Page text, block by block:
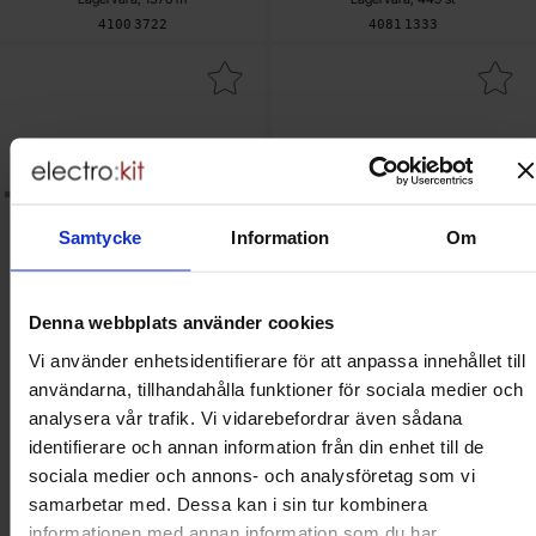
Samtycke Information Om
Denna webbplats använder cookies
Vi använder enhetsidentifierare för att anpassa innehållet till
användarna, tillhandahålla funktioner för sociala medier och
analysera vår trafik. Vi vidarebefordrar även sådana
identifierare och annan information från din enhet till de
sociala medier och annons- och analysföretag som vi
samarbetar med. Dessa kan i sin tur kombinera
informationen med annan information som du har
Art. nr
4100 3722 Art. nr
4081 1333
Motstånd metallfilm 0.6W 1%
1Mohm (1M)
0.15 SEK
motstånd metallfilm 0.6W 1% 1Mohm (1M) som favorit
Mängdrabatt
Antal Pris /st
1-till
24 st
1 SEK
25
100 -till499 st 0.35 SEK
Motstånd metallfilm 0.6W 1%
100ohm (100R)
Från
0.15 SEK
Inklusive 25% moms
Makera motstånd metallfilm 0.6W
Mängdrabatt
Antal Pris /st
1-till
24 st
1 SEK
25
99
0.60 SEK
100 - till
499 st 0.35 SEK